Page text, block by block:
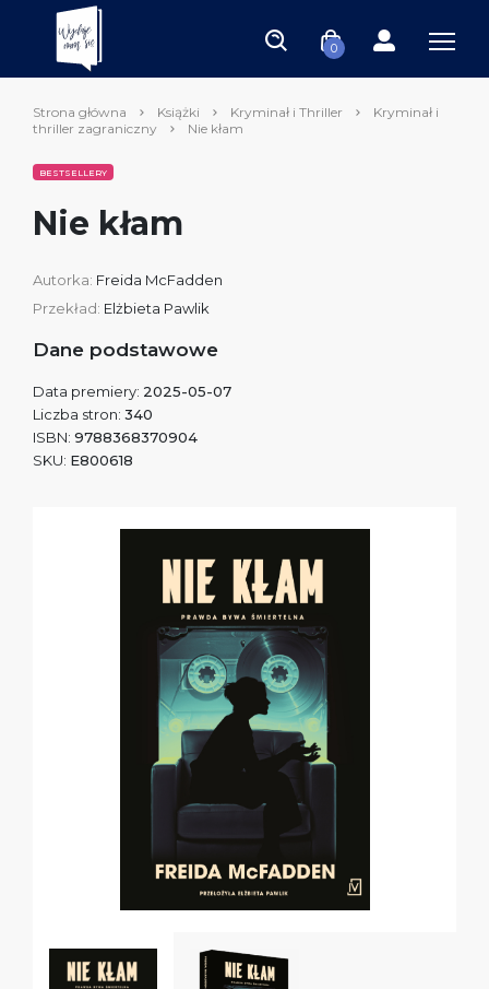
0
Strona główna Książki Kryminał i Thriller
Kryminał i
thriller zagraniczny
Nie kłam
BESTSELLERY
Nie kłam
Autorka: Freida McFadden
Przekład: Elżbieta Pawlik
Dane podstawowe
Data premiery: 2025-05-07
Liczba stron: 340
ISBN: 9788368370904
SKU: E800618